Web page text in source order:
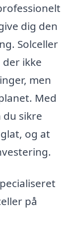
dig den
Solceller
ikke
men
Med
sikre
og at
på